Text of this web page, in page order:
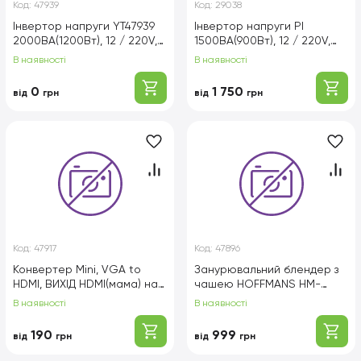
Код: 47939
Інвертор напруги YT47939
2000ВА(1200Вт), 12 / 220V,
approximated, 1
універсальна розетка, клем
В наявності
від 0 грн
Код: 29038
Інвертор напруги PI
1500ВА(900Вт), 12 / 220V,
approximated, 1
універсальна розетка, клем
В наявності
від 1 750 грн
Код: 47917
Конвертер Mini, VGA to
HDMI, ВИХІД HDMI(мама) на
ВХІД VGA(мама)+ AUDIO,
720P / 1080P, Black, BOX
В наявності
від 190 грн
Код: 47896
Занурювальний блендер з
чашею HOFFMANS HM-
8023, 800W, Black
В наявності
від 999 грн